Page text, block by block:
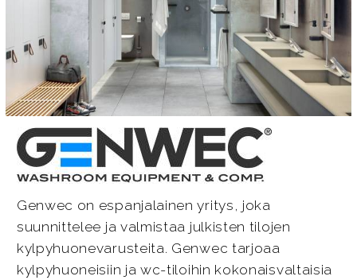
Genwec on espanjalainen yritys, joka
suunnittelee ja valmistaa julkisten tilojen
kylpyhuonevarusteita. Genwec tarjoaa
kylpyhuoneisiin ja wc-tiloihin kokonaisvaltaisia